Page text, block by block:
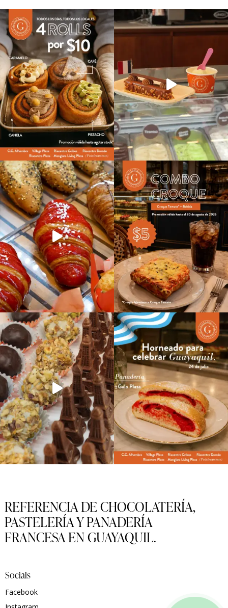
REFERENCIA DE CHOCOLATERÍA,
PASTELERÍA Y PANADERÍA
FRANCESA EN GUAYAQUIL.
Socials
Facebook